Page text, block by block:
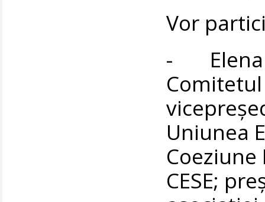
Vor
- Elena
Uniunea
Coeziune
CESE;